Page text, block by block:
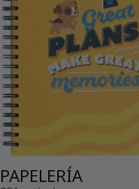
PAPELERÍA